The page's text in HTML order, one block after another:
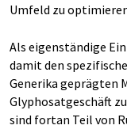
Umfeld zu
Als eigenständige
damit den
Generika geprägten
Glyphosatgeschäft
sind fortan Teil von